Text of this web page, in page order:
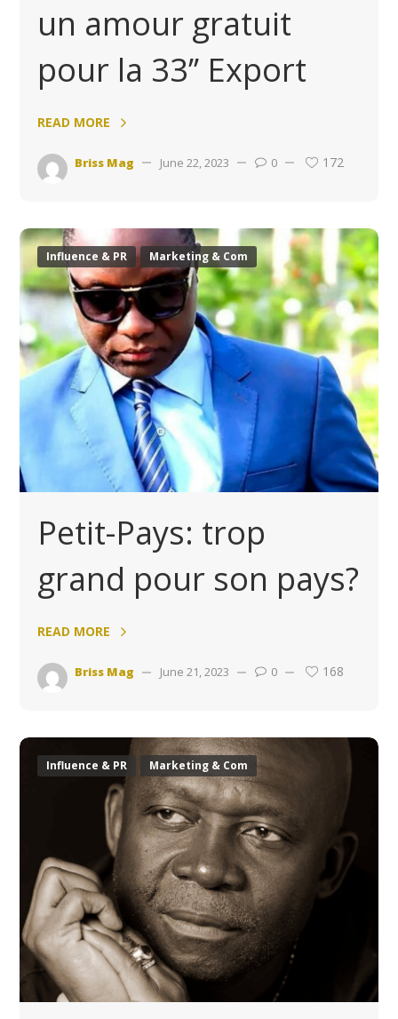
un amour gratuit
pour la 33’’ Export
READ MORE
Briss Mag June 22, 2023 0 172
Influence & PR Marketing & Com
Petit-Pays: trop
grand pour son pays?
READ MORE
Briss Mag June 21, 2023 0 168
Influence & PR Marketing & Com